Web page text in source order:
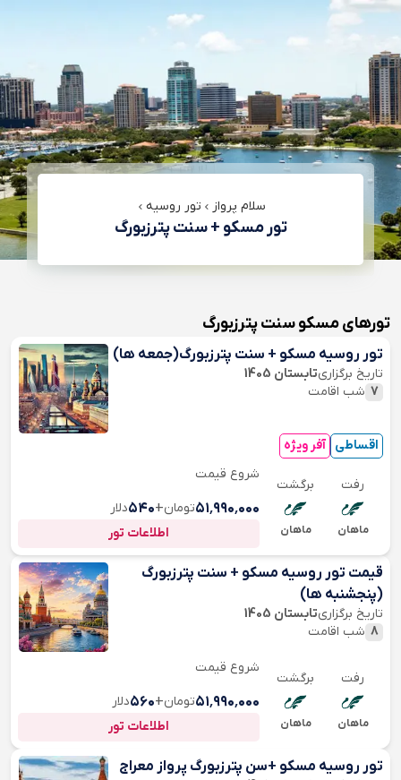
سلام پرواز تور روسیه
تور مسکو + سنت پترزبورگ
تورهای مسکو سنت پترزبورگ
قیمت تور روسیه مسکو + سنت پترزبورگ
(پنجشنبه ها)
تاریخ برگزاریتابستان 1405
8 شب اقامت
رفت
ماهان
برگشت
ماهان
شروع قیمت
۵۱٬۹۹۰٬۰۰۰تومان+۵۶۰دلار
اطلاعات تور
تور روسیه مسکو + سنت پترزبورگ(جمعه ها)
تاریخ برگزاریتابستان 1405
7 شب اقامت
اقساطی آفر ویژه
رفت
ماهان
برگشت
ماهان
شروع قیمت
۵۱٬۹۹۰٬۰۰۰تومان+۵۴۰دلار
اطلاعات تور
تور روسیه مسکو +سن پترزبورگ پرواز معراج